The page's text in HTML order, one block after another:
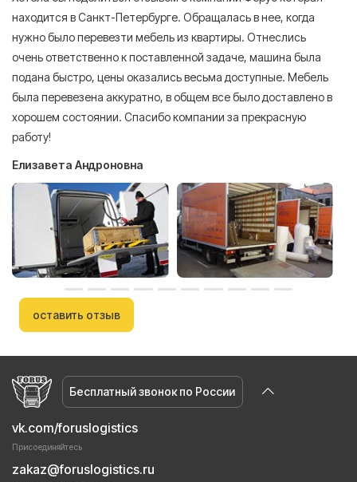
находится в Санкт-Петербурге. Обращалась в нее, когда
нужно было перевезти мебель из квартиры. Отнеслись
очень ответственно к поставленной задаче, машина была
подана быстро, цены оказались весьма доступные. Мебель
была перевезена аккуратно, в общем все было доставлено в
хорошем состоянии. Спасибо компании за прекрасную
работу!
Елизавета Андроновна
оставить отзыв
Бесплатный звонок по России
vk.com/foruslogistics
Присоединяйтесь
zakaz@foruslogistics.ru